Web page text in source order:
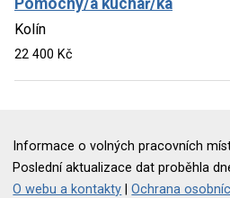
Kolín
22 400 Kč
Informace o volných pracovních
Poslední aktualizace dat proběhla
O webu a kontakty |Ochrana